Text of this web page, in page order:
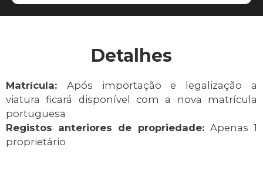
Detalhes
Matrícula: Após importação e legalização a
viatura ficará disponível com a nova matrícula
portuguesa
Registos anteriores de propriedade: Apenas 1
proprietário